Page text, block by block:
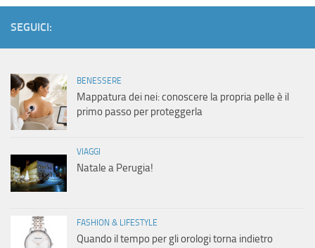
SEGUICI:
BENESSERE
Mappatura dei nei: conoscere la propria pelle è il
primo passo per proteggerla
VIAGGI
Natale a Perugia!
FASHION & LIFESTYLE
Quando il tempo per gli orologi torna indietro